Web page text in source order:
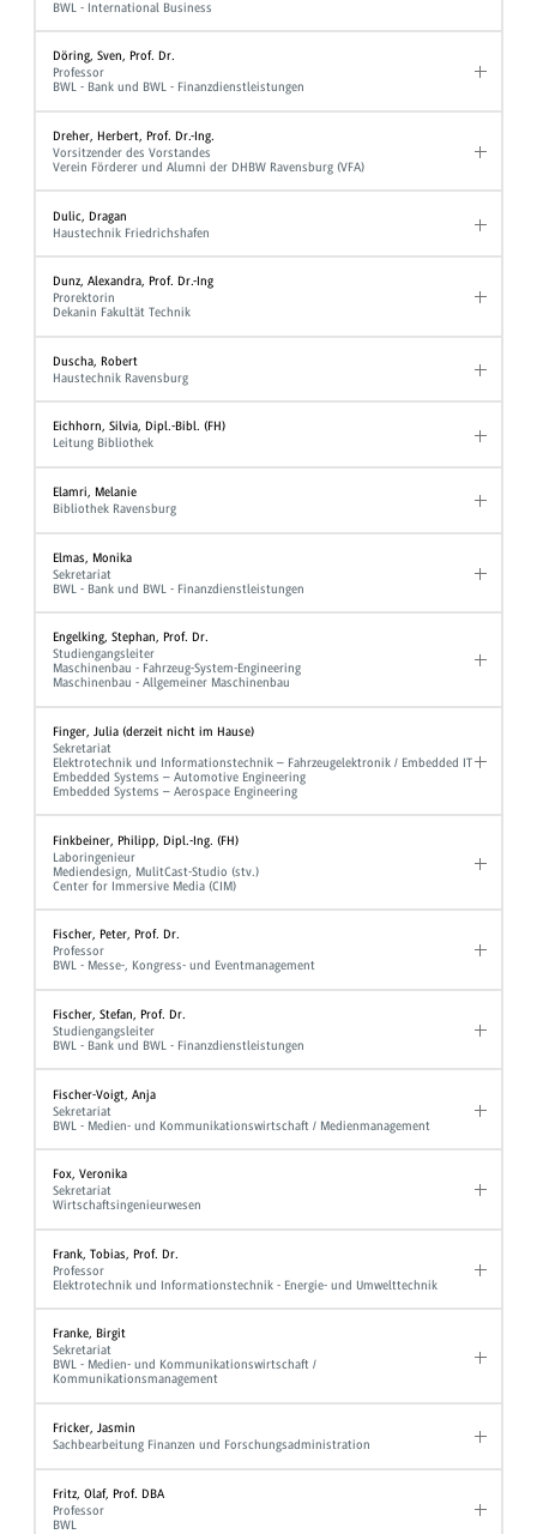
BWL - International Business
Döring, Sven, Prof. Dr.
Professor
BWL - Bank und BWL - Finanzdienstleistungen
Dreher, Herbert, Prof. Dr.-Ing.
Vorsitzender des Vorstandes
Verein Förderer und Alumni der DHBW Ravensburg (VFA)
Dulic, Dragan
Haustechnik Friedrichshafen
Dunz, Alexandra, Prof. Dr.-Ing
Prorektorin
Dekanin Fakultät Technik
Duscha, Robert
Haustechnik Ravensburg
Eichhorn, Silvia, Dipl.-Bibl. (FH)
Leitung Bibliothek
Elamri, Melanie
Bibliothek Ravensburg
Elmas, Monika
Sekretariat
BWL - Bank und BWL - Finanzdienstleistungen
Engelking, Stephan, Prof. Dr.
Studiengangsleiter
Maschinenbau - Fahrzeug-System-Engineering
Maschinenbau - Allgemeiner Maschinenbau
Finger, Julia (derzeit nicht im Hause)
Sekretariat
Elektrotechnik und Informationstechnik – Fahrzeugelektronik / Embedded IT
Embedded Systems – Automotive Engineering
Embedded Systems – Aerospace Engineering
Finkbeiner, Philipp, Dipl.-Ing. (FH)
Laboringenieur
Mediendesign, MulitCast-Studio (stv.)
Center for Immersive Media (CIM)
Fischer, Peter, Prof. Dr.
Professor
BWL - Messe-, Kongress- und Eventmanagement
Fischer, Stefan, Prof. Dr.
Studiengangsleiter
BWL - Bank und BWL - Finanzdienstleistungen
Fischer-Voigt, Anja
Sekretariat
BWL - Medien- und Kommunikationswirtschaft / Medienmanagement
Fox, Veronika
Sekretariat
Wirtschaftsingenieurwesen
Frank, Tobias, Prof. Dr.
Professor
Elektrotechnik und Informationstechnik - Energie- und Umwelttechnik
Franke, Birgit
Sekretariat
BWL - Medien- und Kommunikationswirtschaft /
Kommunikationsmanagement
Fricker, Jasmin
Sachbearbeitung Finanzen und Forschungsadministration
Fritz, Olaf, Prof. DBA
Professor
BWL